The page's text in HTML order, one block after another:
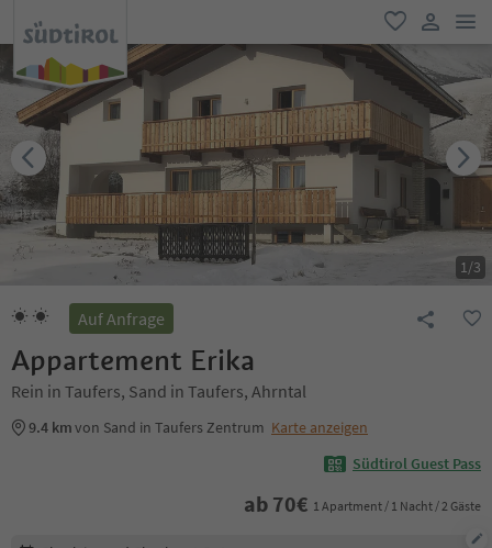
favorit
user link
1/3
Auf Anfrage
Appartement Erika
Rein in Taufers, Sand in Taufers, Ahrntal
9.4 kmvon Sand in Taufers Zentrum Karte anzeigen
Südtirol Guest Pass
ab 70€ 1 Apartment / 1 Nacht / 2 Gäste